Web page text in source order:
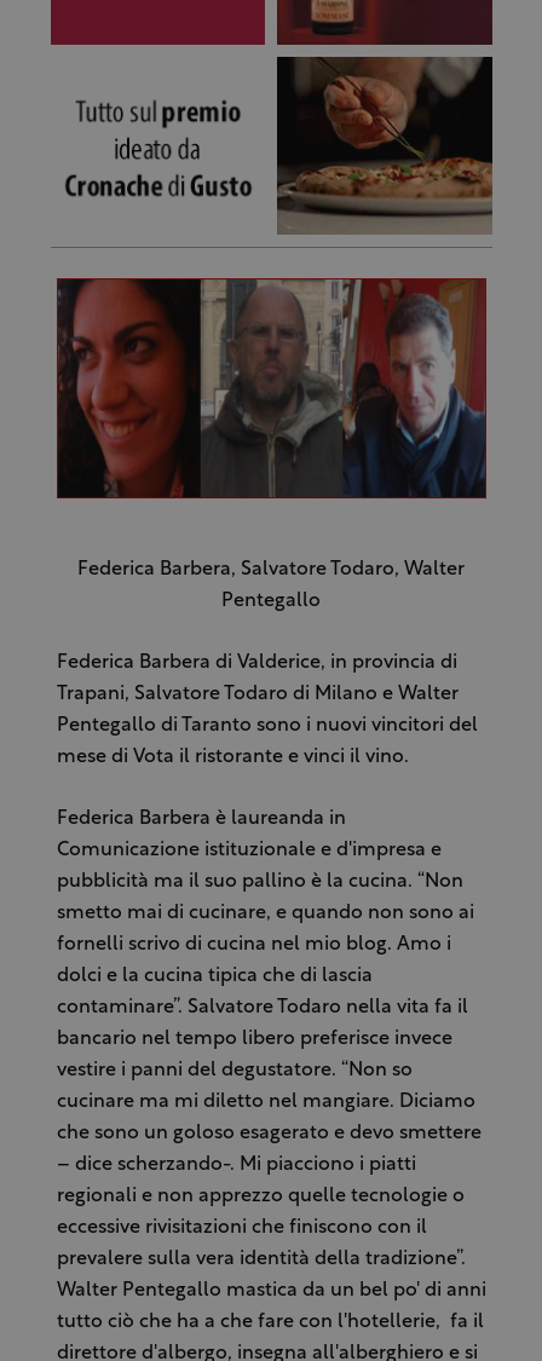
Federica Barbera, Salvatore Todaro, Walter
Pentegallo
Federica Barbera di Valderice, in provincia di
Trapani, Salvatore Todaro di Milano e Walter
Pentegallo di Taranto sono i nuovi vincitori del
mese di Vota il ristorante e vinci il vino.
Federica Barbera è laureanda in
Comunicazione istituzionale e d'impresa e
pubblicità ma il suo pallino è la cucina. “Non
smetto mai di cucinare, e quando non sono ai
fornelli scrivo di cucina nel mio blog. Amo i
dolci e la cucina tipica che di lascia
contaminare”. Salvatore Todaro nella vita fa il
bancario nel tempo libero preferisce invece
vestire i panni del degustatore. “Non so
cucinare ma mi diletto nel mangiare. Diciamo
che sono un goloso esagerato e devo smettere
– dice scherzando-. Mi piacciono i piatti
regionali e non apprezzo quelle tecnologie o
eccessive rivisitazioni che finiscono con il
prevalere sulla vera identità della tradizione”.
Walter Pentegallo mastica da un bel po' di anni
tutto ciò che ha a che fare con l'hotellerie, fa il
direttore d'albergo, insegna all'alberghiero e si